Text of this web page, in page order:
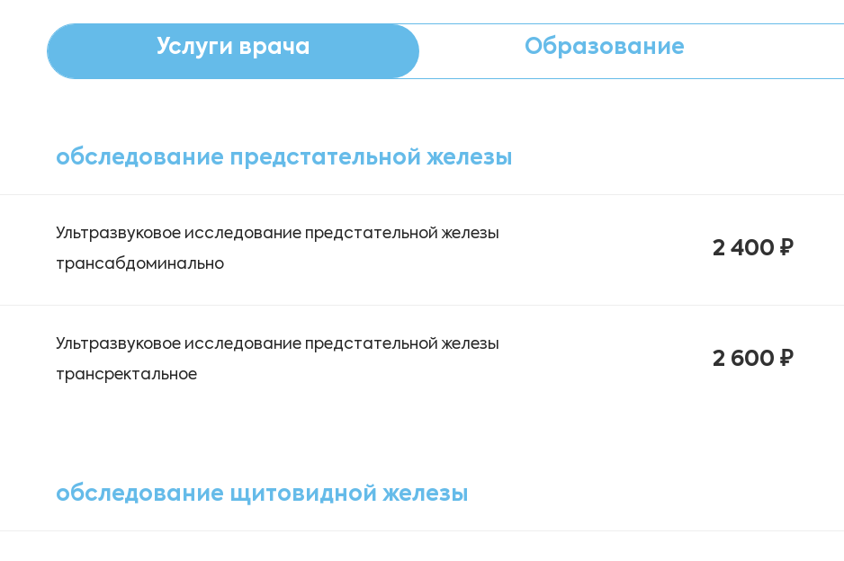
Услуги врача Образование
обследование предстательной железы
Ультразвуковое исследование предстательной железы
трансабдоминально
2 400 ₽
Ультразвуковое исследование предстательной железы
трансректальное
2 600 ₽
обследование щитовидной железы